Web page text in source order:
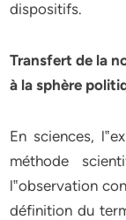
dispositifs.
Transfert de la
à la sphère
En sciences,
méthode
l‟observation
définition du